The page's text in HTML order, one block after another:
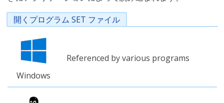
開くプログラム SET ファイル
Windows
Referenced by various programs